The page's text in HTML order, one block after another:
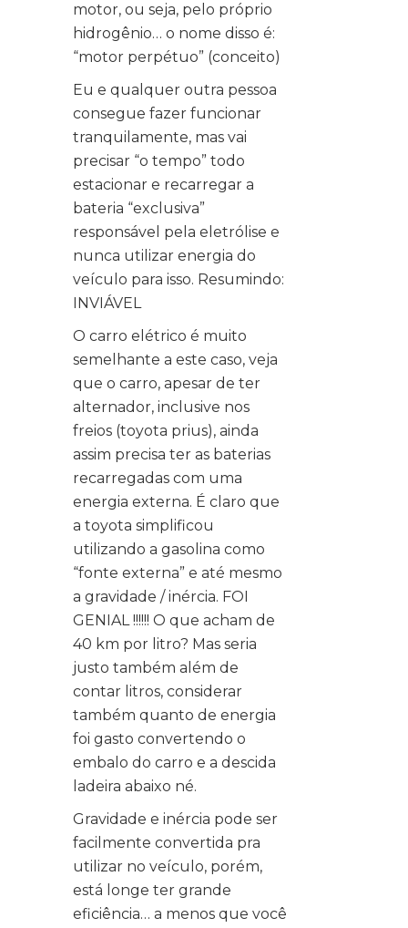
motor, ou seja, pelo próprio
hidrogênio… o nome disso é:
“motor perpétuo” (conceito)
Eu e qualquer outra pessoa
consegue fazer funcionar
tranquilamente, mas vai
precisar “o tempo” todo
estacionar e recarregar a
bateria “exclusiva”
responsável pela eletrólise e
nunca utilizar energia do
veículo para isso. Resumindo:
INVIÁVEL
O carro elétrico é muito
semelhante a este caso, veja
que o carro, apesar de ter
alternador, inclusive nos
freios (toyota prius), ainda
assim precisa ter as baterias
recarregadas com uma
energia externa. É claro que
a toyota simplificou
utilizando a gasolina como
“fonte externa” e até mesmo
a gravidade / inércia. FOI
GENIAL !!!!!! O que acham de
40 km por litro? Mas seria
justo também além de
contar litros, considerar
também quanto de energia
foi gasto convertendo o
embalo do carro e a descida
ladeira abaixo né.
Gravidade e inércia pode ser
facilmente convertida pra
utilizar no veículo, porém,
está longe ter grande
eficiência… a menos que você